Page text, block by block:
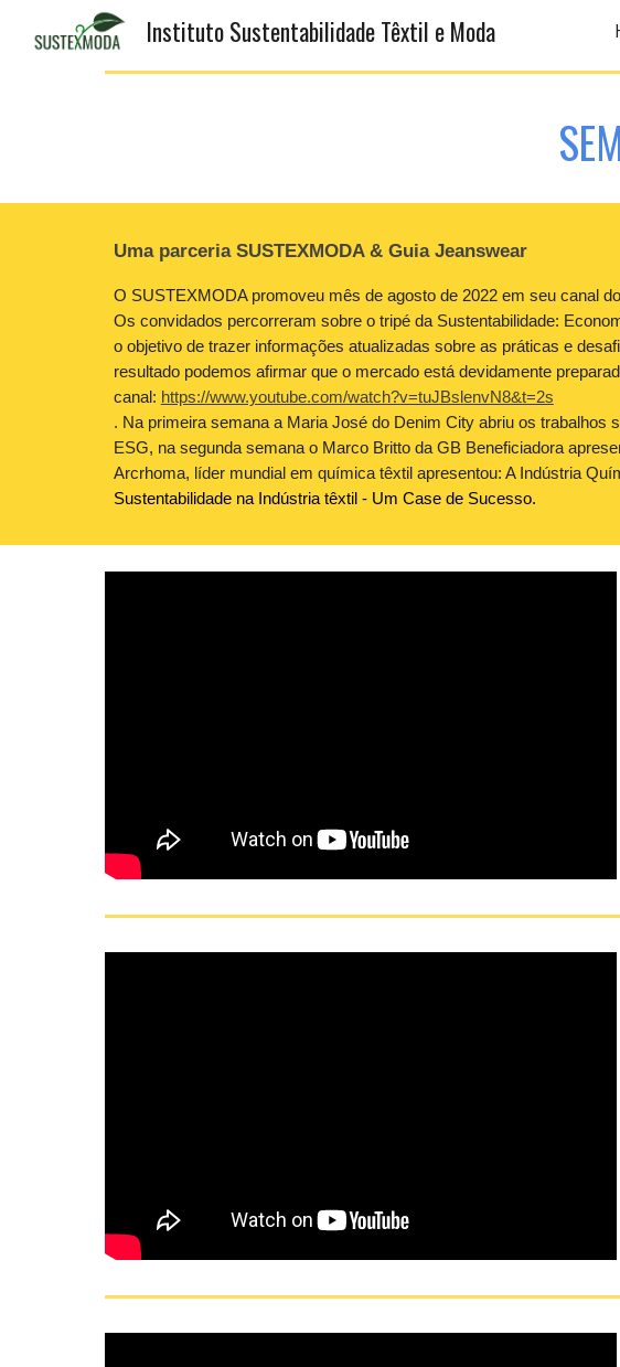
Skip to main
Instituto Sustentabilidade Têxtil e Moda
Uma parceria SUSTEXMODA & Guia Jeanswear
O SUSTEXMODA promoveu mês de agosto de 2022 em seu canal
Os convidados percorreram sobre o tripé da Sustentabilidade:
o objetivo de trazer informações atualizadas sobre as práticas e
resultado podemos afirmar que o mercado está devidamente
canal: https://www.youtube.com/watch?v=tuJBslenvN8&t=2s
. Na primeira semana a Maria José do Denim City abriu os
ESG, na segunda semana o Marco Britto da GB Beneficiadora
Arcrhoma, líder mundial em química têxtil apresentou: A Indústria
Sustentabilidade na Indústria têxtil - Um Case de Sucesso.